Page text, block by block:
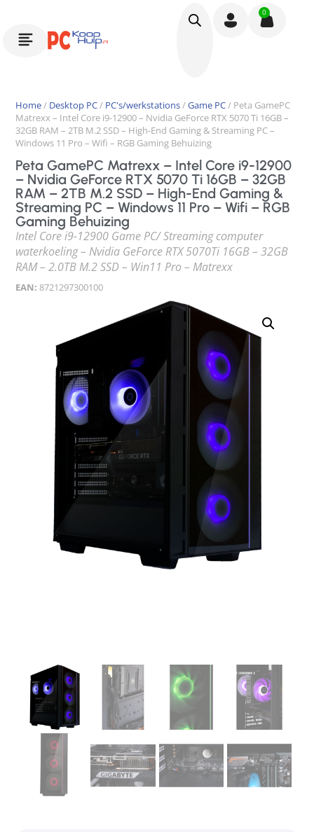
0
Home/ Desktop PC/ PC's/werkstations/Game PC/ Peta GamePC
Matrexx – Intel Core i9-12900 – Nvidia GeForce RTX 5070 Ti 16GB –
32GB RAM – 2TB M.2 SSD – High-End Gaming & Streaming PC –
Windows 11 Pro – Wifi – RGB Gaming Behuizing
Peta GamePC Matrexx – Intel Core i9-12900
– Nvidia GeForce RTX 5070 Ti 16GB – 32GB
RAM – 2TB M.2 SSD – High-End Gaming &
Streaming PC – Windows 11 Pro – Wifi – RGB
Gaming Behuizing
Intel Core i9-12900 Game PC/ Streaming computer
waterkoeling – Nvidia GeForce RTX 5070Ti 16GB – 32GB
RAM – 2.0TB M.2 SSD – Win11 Pro – Matrexx
EAN: 8721297300100